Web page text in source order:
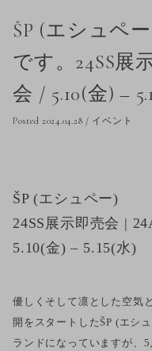
ŠP (エシュペ
です。24SS展
会 / 5.10(金) –
Posted 2024.04.28 / イベント
ŠP (エシュペー)
24SS展示即売会 |
5.10(金) – 5.15(水)
優しくそして凛とした空気
開をスタートしたŠP (エシ
ランドになっていますが、